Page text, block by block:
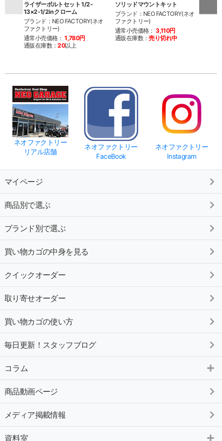
ライザーボルトセット 1/2-
13×2-1/2in クローム
ブランド：NEO FACTORY(ネオ
ファクトリー)
通常小売価格： 1,780円
通販在庫数：20以上
ソリッドマウントキット
ブランド：NEO FACTORY(ネオ
ファクトリー)
通常小売価格： 3,110円
通販在庫数：売り切れ中
ネオファクトリー
リアル店舗
ネオファクトリー
FaceBook
ネオファクトリー
Instagram
マイページ
商品別で選ぶ
ブランド別で選ぶ
買い物カゴの中身を見る
クイックオーダー
取り寄せオーダー
買い物カゴの使い方
毎日更新！スタッフブログ
コラム
商品動画ページ
メディア掲載情報
資料室